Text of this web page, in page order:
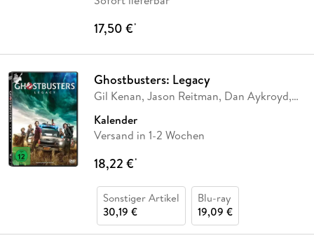
17,50 €*
Ghostbusters: Legacy
Gil Kenan, Jason Reitman, Dan Aykroyd,
Harold
Kalender
Versand in 1-2 Wochen
18,22 €*
Sonstiger Artikel
30,19 €
Blu-ray
19,09 €